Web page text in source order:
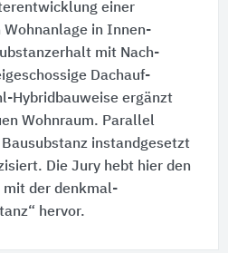
einer
Wohnanlage in Innen­
mit Nach­
Dach­auf­
Hybridbau­weise ergänzt
Wohnraum. Parallel
instand­gesetzt
Die Jury hebt hier den
mit der denkmal­
hervor.